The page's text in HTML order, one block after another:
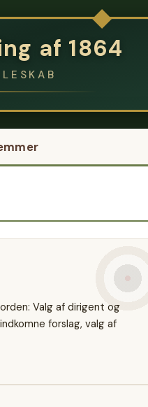
af 1864
Valg af dirigent og
forslag, valg af